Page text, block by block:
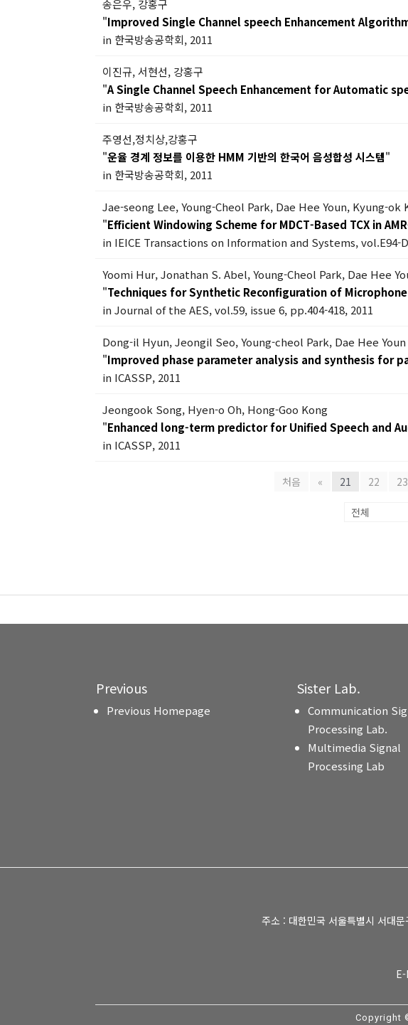
송은우, 강홍구
"Improved Single Channel speech Enhancement
in 한국방송공학회, 2011
이진규, 서현선, 강홍구
"A Single Channel Speech Enhancement for Automatic
in 한국방송공학회, 2011
주영선,정치상,강홍구
"운율 경계 정보를 이용한 HMM 기반의 한국어 음성합성 시스템"
in 한국방송공학회, 2011
Jae-seong Lee, Young-Cheol Park, Dae Hee Youn, Kyung-ok
"Efficient Windowing Scheme for MDCT-Based TCX in
in IEICE Transactions on Information and Systems, vol.E94-
Yoomi Hur, Jonathan S. Abel, Young-Cheol Park, Dae Hee
"Techniques for Synthetic Reconfiguration of
in Journal of the AES, vol.59, issue 6, pp.404-418, 2011
Dong-il Hyun, Jeongil Seo, Young-cheol Park, Dae Hee Youn
"Improved phase parameter analysis and synthesis for
in ICASSP, 2011
Jeongook Song, Hyen-o Oh, Hong-Goo Kong
"Enhanced long-term predictor for Unified Speech and
in ICASSP, 2011
처음 « 21 22 23
Previous
Previous Homepage
Sister Lab.
Communication
Processing Lab.
Multimedia Signal
Processing Lab
주소 : 대한민국 서울특별시 서대
Copyright